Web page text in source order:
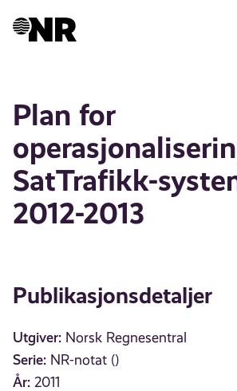
Plan for
SatTrafikk-
2012-2013
Publikasjonsdetaljer
Utgiver: Norsk Regnesentral
Serie: NR-notat ()
År: 2011